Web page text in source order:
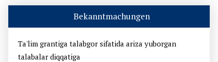
Bekanntmachungen
Ta'lim grantiga talabgor sifatida ariza yuborgan
talabalar diqqatiga